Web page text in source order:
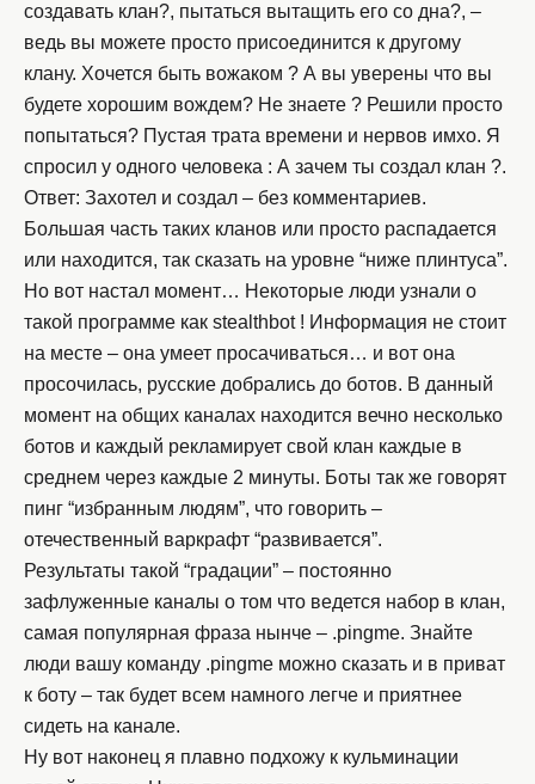
создавать клан?, пытаться вытащить его со дна?, –
ведь вы можете просто присоединится к другому
клану. Хочется быть вожаком ? А вы уверены что вы
будете хорошим вождем? Не знаете ? Решили просто
попытаться? Пустая трата времени и нервов имхо. Я
спросил у одного человека : А зачем ты создал клан ?.
Ответ: Захотел и создал – без комментариев.
Большая часть таких кланов или просто распадается
или находится, так сказать на уровне “ниже плинтуса”.
Но вот настал момент… Некоторые люди узнали о
такой программе как stealthbot ! Информация не стоит
на месте – она умеет просачиваться… и вот она
просочилась, русские добрались до ботов. В данный
момент на общих каналах находится вечно несколько
ботов и каждый рекламирует свой клан каждые в
среднем через каждые 2 минуты. Боты так же говорят
пинг “избранным людям”, что говорить –
отечественный варкрафт “развивается”.
Результаты такой “градации” – постоянно
зафлуженные каналы о том что ведется набор в клан,
самая популярная фраза нынче – .pingme. Знайте
люди вашу команду .pingme можно сказать и в приват
к боту – так будет всем намного легче и приятнее
сидеть на канале.
Ну вот наконец я плавно подхожу к кульминации